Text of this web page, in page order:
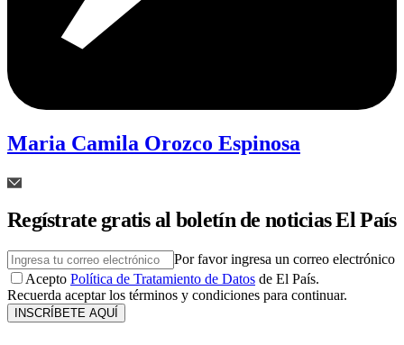
Maria Camila Orozco Espinosa
Regístrate gratis al boletín de noticias El País
Por favor ingresa un correo electrónico
Acepto Política de Tratamiento de Datos de El País.
Recuerda aceptar los términos y condiciones para continuar.
INSCRÍBETE AQUÍ